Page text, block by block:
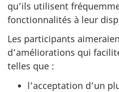
qu’ils utilisent
fonctionnalités à leur
Les participants
d’améliorations qui
telles que :
l’acceptation d’un